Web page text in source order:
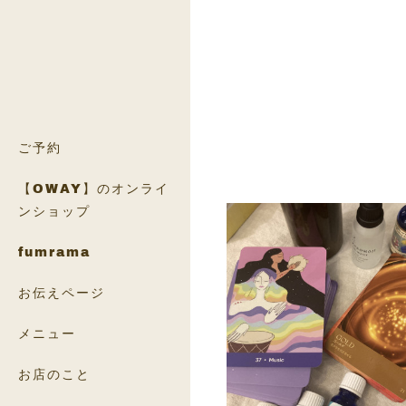
ご予約
【OWAY】のオンライ
ンショップ
fumrama
お伝えページ
メニュー
お店のこと